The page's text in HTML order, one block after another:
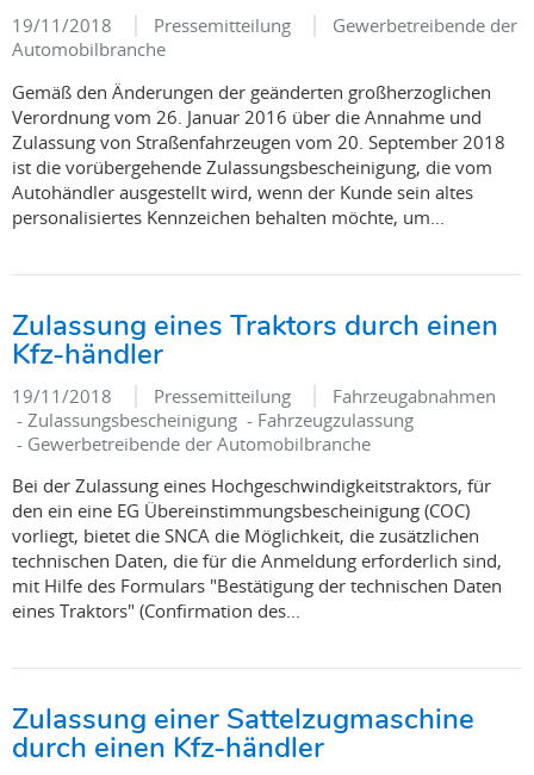
19/11/2018 Pressemitteilung
Gewerbetreibende der
Automobilbranche
Gemäß den Änderungen der geänderten großherzoglichen
Verordnung vom 26. Januar 2016 über die Annahme und
Zulassung von Straßenfahrzeugen vom 20. September 2018
ist die vorübergehende Zulassungsbescheinigung, die vom
Autohändler ausgestellt wird, wenn der Kunde sein altes
personalisiertes Kennzeichen behalten möchte, um...
Zulassung eines Traktors durch einen
Kfz-händler
19/11/2018 Pressemitteilung
Fahrzeugabnahmen
- Zulassungsbescheinigung - Fahrzeugzulassung
- Gewerbetreibende der Automobilbranche
Bei der Zulassung eines Hochgeschwindigkeitstraktors, für
den ein eine EG Übereinstimmungsbescheinigung (COC)
vorliegt, bietet die SNCA die Möglichkeit, die zusätzlichen
technischen Daten, die für die Anmeldung erforderlich sind,
mit Hilfe des Formulars "Bestätigung der technischen Daten
eines Traktors" (Confirmation des...
Zulassung einer Sattelzugmaschine
durch einen Kfz-händler